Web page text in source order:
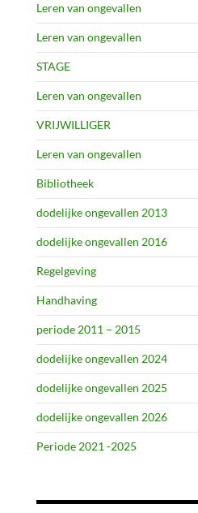
Leren van ongevallen
Leren van ongevallen
STAGE
Leren van ongevallen
VRIJWILLIGER
Leren van ongevallen
Bibliotheek
dodelijke ongevallen 2013
dodelijke ongevallen 2016
Regelgeving
Handhaving
periode 2011 – 2015
dodelijke ongevallen 2024
dodelijke ongevallen 2025
dodelijke ongevallen 2026
Periode 2021 -2025